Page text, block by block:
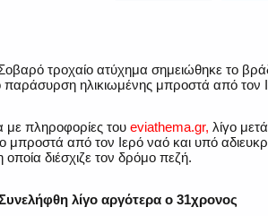
τροχαίο ατύχημα σημειώθηκε το
παράσυρση ηλικιωμένης μπροστά από τον
πληροφορίες του eviathema.gr, λίγο
μπροστά από τον Ιερό ναό και υπό
οποία διέσχιζε τον δρόμο πεζή.
λίγο αργότερα ο 31χρονος